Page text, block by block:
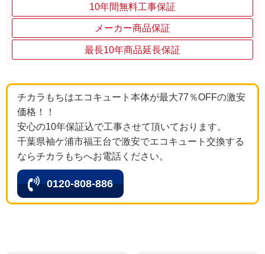
10年間無料工事保証
メーカー商品保証
最長10年商品延長保証
チカラもちはエコキュート本体が最大77％OFFの激安
価格！！
安心の10年保証込で工事させて頂いております。
千葉県袖ケ浦市福王台で激安でエコキュート交換する
ならチカラもちへお電話ください。
0120-808-886